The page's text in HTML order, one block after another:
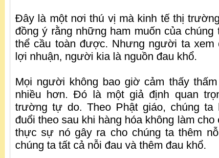
Đây là một nơi thú vị mà kinh tế thị
đồng ý rằng những ham muốn của
thể cầu toàn được. Nhưng người ta xem
lợi nhuận, người kia là nguồn đau khổ.
Mọi người không bao giờ cảm thấy
nhiều hơn. Đó là một giả định quan
trường tự do. Theo Phật giáo, chúng ta
đuổi theo sau khi hàng hóa không làm cho
thực sự nó gây ra cho chúng ta thêm
chúng ta tất cả nỗi đau và thêm đau khổ.